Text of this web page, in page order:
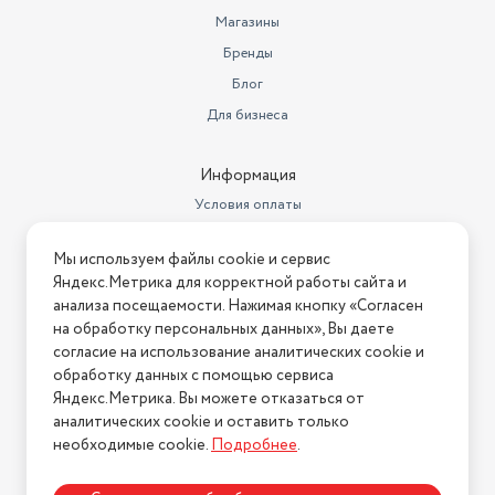
Магазины
Бренды
Блог
Для бизнеса
Информация
Условия оплаты
Условия возврата
Нашли ошибку на сайте? Напишите нам
2026 © Интернет-магазин "АстМаркет". У нас есть всё!
Политика конфиденциальности
Мы используем файлы cookie и сервис
Яндекс.Метрика для корректной работы сайта и
анализа посещаемости. Нажимая кнопку «Согласен
на обработку персональных данных», Вы даете
согласие на использование аналитических cookie и
обработку данных с помощью сервиса
Яндекс.Метрика. Вы можете отказаться от
аналитических cookie и оставить только
необходимые cookie.Подробнее.